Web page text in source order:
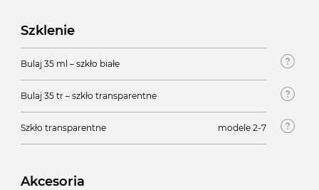
Szklenie
Bulaj 35 ml – szkło białe
Bulaj 35 tr – szkło transparentne
Szkło transparentne modele 2-7
Akcesoria